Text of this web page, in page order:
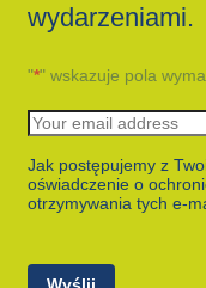
wydarzeniami.
"*" wskazuje pola
Jak postępujemy z
oświadczenie o
otrzymywania tych e-